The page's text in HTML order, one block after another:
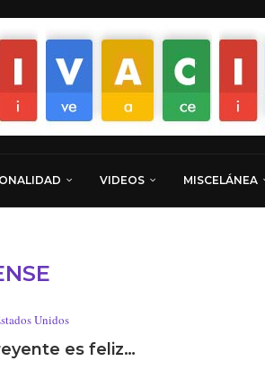
VIDEOS MISCELÁNEA
Unidos
es feliz…